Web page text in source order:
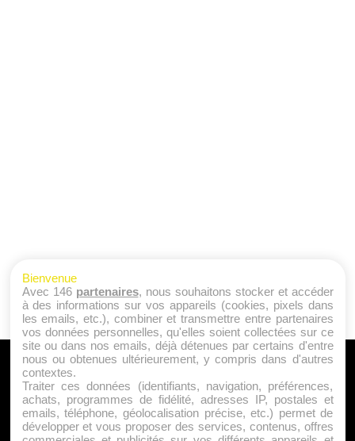
A PROPOS
Qui sommes nous ?
Mentions Légales
Publicité
Bienvenue
Avec 146 partenaires, nous souhaitons stocker et accéder
à des informations sur vos appareils (cookies, pixels dans
les emails, etc.), combiner et transmettre entre partenaires
vos données personnelles, qu'elles soient collectées sur ce
site ou dans nos emails, déjà détenues par certains d'entre
nous ou obtenues ultérieurement, y compris dans d'autres
contextes.
Traiter ces données (identifiants, navigation, préférences,
achats, programmes de fidélité, adresses IP, postales et
emails, téléphone, géolocalisation précise, etc.) permet de
développer et vous proposer des services, contenus, offres